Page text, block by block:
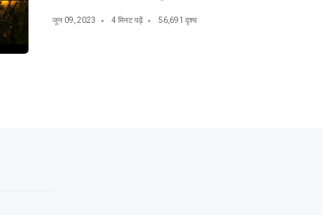
जून 09, 2023 4 मिनट पढ़ें 56,691 दृश्य